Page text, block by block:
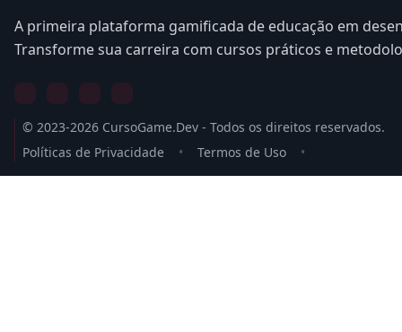
A primeira plataforma gamificada de educação em
Transforme sua carreira com cursos práticos e
© 2023-2026 CursoGame.Dev - Todos os direitos reservados.
Políticas de Privacidade
• Termos de Uso •